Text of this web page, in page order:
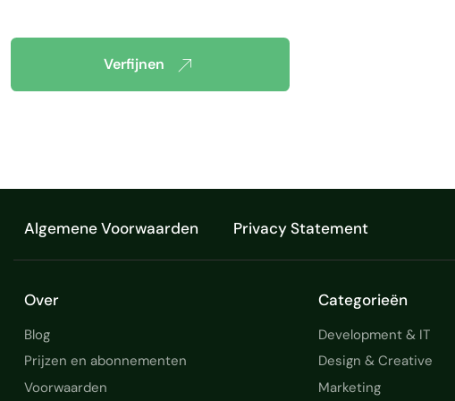
Verfijnen
Algemene Voorwaarden Privacy Statement
Over
Blog
Prijzen en abonnementen
Voorwaarden
Categorieën
Development & IT
Design & Creative
Marketing